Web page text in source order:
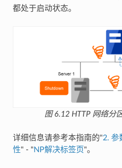
都处于启动状态。
图 6.12 HTTP 网络分
详细信息请参考本指南的"2. 参
性" - "NP解决标签页"。